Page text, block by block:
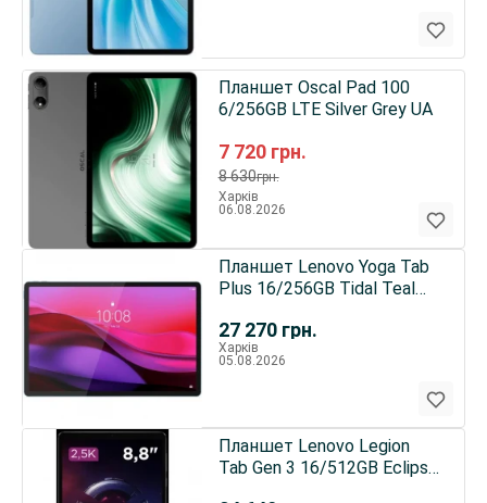
7 720 грн.
8 630грн.
Планшет Oscal Pad 100
6/256GB LTE Silver Grey UA
Харків
06.08.2026
27 270 грн.
Планшет Lenovo Yoga Tab
Plus 16/256GB Tidal Teal
Харків
05.08.2026
Планшет Lenovo Legion
Tab Gen 3 16/512GB Eclipse